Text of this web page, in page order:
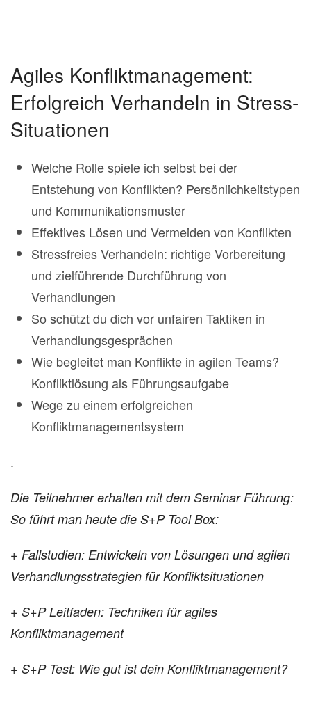
Agiles Konfliktmanagement:
Erfolgreich Verhandeln in Stress-
Situationen
Welche Rolle spiele ich selbst bei der
Entstehung von Konflikten? Persönlichkeitstypen
und Kommunikationsmuster
Effektives Lösen und Vermeiden von Konflikten
Stressfreies Verhandeln: richtige Vorbereitung
und zielführende Durchführung von
Verhandlungen
So schützt du dich vor unfairen Taktiken in
Verhandlungsgesprächen
Wie begleitet man Konflikte in agilen Teams?
Konfliktlösung als Führungsaufgabe
Wege zu einem erfolgreichen
Konfliktmanagementsystem
.
Die Teilnehmer erhalten mit dem Seminar Führung:
So führt man heute die S+P Tool Box:
+ Fallstudien: Entwickeln von Lösungen und agilen
Verhandlungsstrategien für Konfliktsituationen
+ S+P Leitfaden: Techniken für agiles
Konfliktmanagement
+ S+P Test: Wie gut ist dein Konfliktmanagement?